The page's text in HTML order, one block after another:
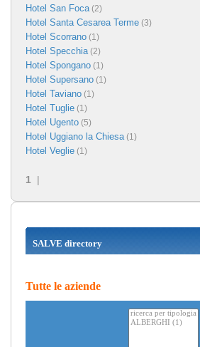
Hotel San Foca(2)
Hotel Santa Cesarea Terme (3)
Hotel Scorrano (1)
Hotel Specchia(2)
Hotel Spongano (1)
Hotel Supersano (1)
Hotel Taviano (1)
Hotel Tuglie (1)
Hotel Ugento (5)
Hotel Uggiano la Chiesa(1)
Hotel Veglie (1)
1 |
SALVE directory
Tutte le aziende